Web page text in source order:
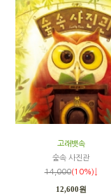
고래뱃속
숲속 사진관
14,000(10%)↓
12,600원